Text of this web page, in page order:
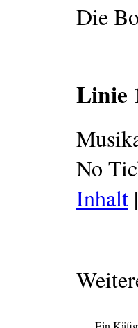
Die
Linie
No
Inhalt|